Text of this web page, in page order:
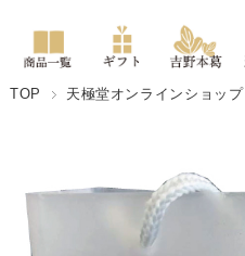
TOP 天極堂オンラインショップ